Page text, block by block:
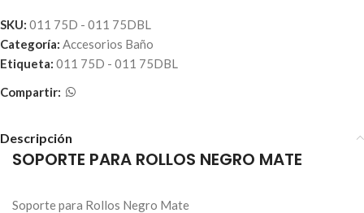
SKU: 011 75D - 011 75DBL
Categoría: Accesorios Baño
Etiqueta: 011 75D - 011 75DBL
Compartir:
Descripción
SOPORTE PARA ROLLOS NEGRO MATE
Soporte para Rollos Negro Mate